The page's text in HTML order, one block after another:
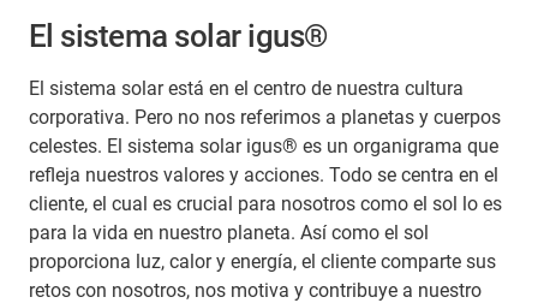
El sistema solar igus®
El sistema solar está en el centro de nuestra cultura
corporativa. Pero no nos referimos a planetas y cuerpos
celestes. El sistema solar igus® es un organigrama que
refleja nuestros valores y acciones. Todo se centra en el
cliente, el cual es crucial para nosotros como el sol lo es
para la vida en nuestro planeta. Así como el sol
proporciona luz, calor y energía, el cliente comparte sus
retos con nosotros, nos motiva y contribuye a nuestro